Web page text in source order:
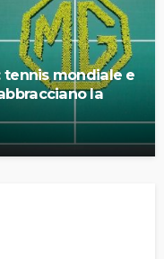
tennis mondiale e
la